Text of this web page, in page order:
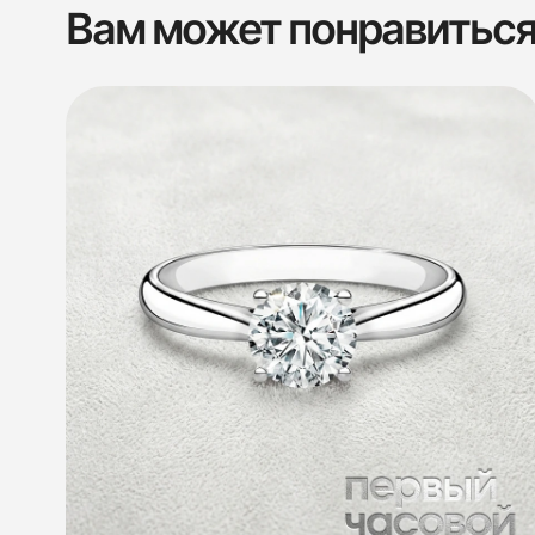
Вам может